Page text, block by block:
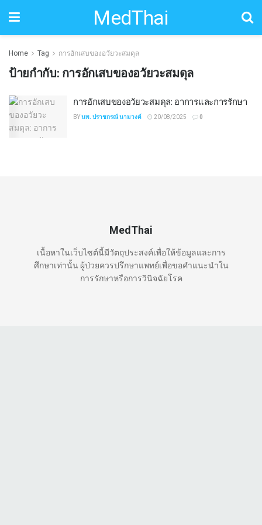
MedThai
Home Tag การอักเสบของอวัยวะสมดุล
ป้ายกำกับ: การอักเสบของอวัยวะสมดุล
การอักเสบของอวัยวะสมดุล: อาการและการรักษา
BYนพ. ปราชกรณ์ นามวงค์ 20/08/2025 0
MedThai
เนื้อหาในเว็บไซต์นี้มีวัตถุประสงค์เพื่อให้ข้อมูลและการ
ศึกษาเท่านั้น ผู้ป่วยควรปรึกษาแพทย์เพื่อขอคำแนะนำใน
การรักษาหรือการวินิจฉัยโรค